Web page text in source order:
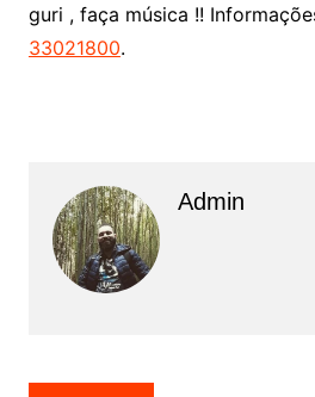
guri , faça música !!
33021800.
Admin